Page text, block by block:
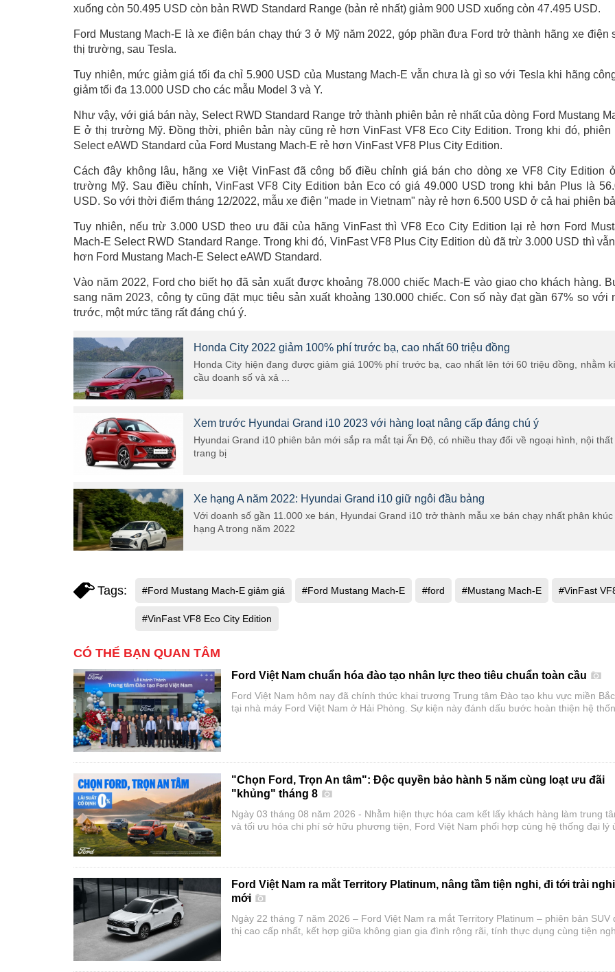
xuống còn 50.495 USD còn bản RWD Standard Range (bản rẻ nhất) giảm 900 USD xuống còn 47.495 USD.
Ford Mustang Mach-E là xe điện bán chạy thứ 3 ở Mỹ năm 2022, góp phần đưa Ford trở thành hãng xe điện
thị trường, sau Tesla.
Tuy nhiên, mức giảm giá tối đa chỉ 5.900 USD của Mustang Mach-E vẫn chưa là gì so với Tesla khi hãng
giảm tối đa 13.000 USD cho các mẫu Model 3 và Y.
Như vậy, với giá bán này, Select RWD Standard Range trở thành phiên bản rẻ nhất của dòng Ford Mustang
E ở thị trường Mỹ. Đồng thời, phiên bản này cũng rẻ hơn VinFast VF8 Eco City Edition. Trong khi đó, phiên
Select eAWD Standard của Ford Mustang Mach-E rẻ hơn VinFast VF8 Plus City Edition.
Cách đây không lâu, hãng xe Việt VinFast đã công bố điều chỉnh giá bán cho dòng xe VF8 City Edition
trường Mỹ. Sau điều chỉnh, VinFast VF8 City Edition bản Eco có giá 49.000 USD trong khi bản Plus là
USD. So với thời điểm tháng 12/2022, mẫu xe điện "made in Vietnam" này rẻ hơn 6.500 USD ở cả hai phiên
Tuy nhiên, nếu trừ 3.000 USD theo ưu đãi của hãng VinFast thì VF8 Eco City Edition lại rẻ hơn Ford
Mach-E Select RWD Standard Range. Trong khi đó, VinFast VF8 Plus City Edition dù đã trừ 3.000 USD thì
hơn Ford Mustang Mach-E Select eAWD Standard.
Vào năm 2022, Ford cho biết họ đã sản xuất được khoảng 78.000 chiếc Mach-E vào giao cho khách hàng.
sang năm 2023, công ty cũng đặt mục tiêu sản xuất khoảng 130.000 chiếc. Con số này đạt gần 67% so với
trước, một mức tăng rất đáng chú ý.
Honda City 2022 giảm 100% phí trước bạ, cao nhất 60 triệu đồng
Honda City hiện đang được giảm giá 100% phí trước bạ, cao nhất lên tới 60 triệu đồng, nhằm
cầu doanh số và xả ...
Xem trước Hyundai Grand i10 2023 với hàng loạt nâng cấp đáng chú ý
Hyundai Grand i10 phiên bản mới sắp ra mắt tại Ấn Độ, có nhiều thay đổi về ngoại hình, nội thất
trang bị
Xe hạng A năm 2022: Hyundai Grand i10 giữ ngôi đầu bảng
Với doanh số gần 11.000 xe bán, Hyundai Grand i10 trở thành mẫu xe bán chạy nhất phân khúc
hạng A trong năm 2022
Tags: #Ford Mustang Mach-E giảm giá #Ford Mustang Mach-E #ford #Mustang Mach-E #VinFast
#VinFast VF8 Eco City Edition
CÓ THỂ BẠN QUAN TÂM
Ford Việt Nam chuẩn hóa đào tạo nhân lực theo tiêu chuẩn toàn cầu
Ford Việt Nam hôm nay đã chính thức khai trương Trung tâm Đào tạo khu vực miền
tại nhà máy Ford Việt Nam ở Hải Phòng. Sự kiện này đánh dấu bước hoàn thiện hệ
"Chọn Ford, Trọn An tâm": Độc quyền bảo hành 5 năm cùng loạt ưu đãi
"khủng" tháng 8
Ngày 03 tháng 08 năm 2026 - Nhằm hiện thực hóa cam kết lấy khách hàng làm trung
và tối ưu hóa chi phí sở hữu phương tiện, Ford Việt Nam phối hợp cùng hệ thống đại lý
Ford Việt Nam ra mắt Territory Platinum, nâng tầm tiện nghi, đi tới trải
mới
Ngày 22 tháng 7 năm 2026 – Ford Việt Nam ra mắt Territory Platinum – phiên bản SUV
thị cao cấp nhất, kết hợp giữa không gian gia đình rộng rãi, tính thực dụng cùng tiện nghi